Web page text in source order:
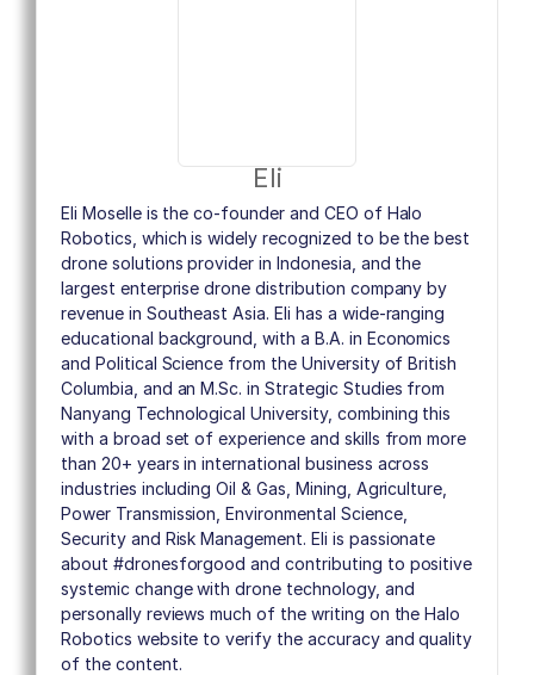
Eli
Eli Moselle is the co-founder and CEO of Halo
Robotics, which is widely recognized to be the best
drone solutions provider in Indonesia, and the
largest enterprise drone distribution company by
revenue in Southeast Asia. Eli has a wide-ranging
educational background, with a B.A. in Economics
and Political Science from the University of British
Columbia, and an M.Sc. in Strategic Studies from
Nanyang Technological University, combining this
with a broad set of experience and skills from more
than 20+ years in international business across
industries including Oil & Gas, Mining, Agriculture,
Power Transmission, Environmental Science,
Security and Risk Management. Eli is passionate
about #dronesforgood and contributing to positive
systemic change with drone technology, and
personally reviews much of the writing on the Halo
Robotics website to verify the accuracy and quality
of the content.